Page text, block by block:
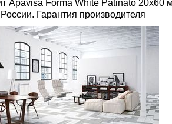
Apavisa Forma White Patinato
Гарантия производителя